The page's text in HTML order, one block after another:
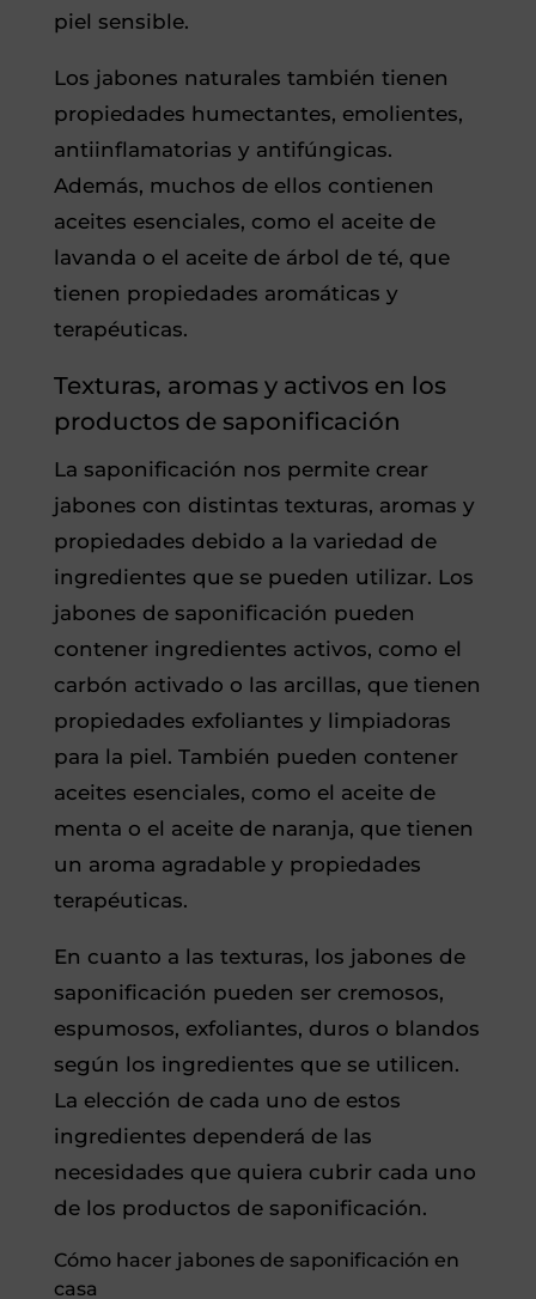
piel sensible.
Los jabones naturales también tienen
propiedades humectantes, emolientes,
antiinflamatorias y antifúngicas.
Además, muchos de ellos contienen
aceites esenciales, como el aceite de
lavanda o el aceite de árbol de té, que
tienen propiedades aromáticas y
terapéuticas.
Texturas, aromas y activos en los
productos de saponificación
La saponificación nos permite crear
jabones con distintas texturas, aromas y
propiedades debido a la variedad de
ingredientes que se pueden utilizar. Los
jabones de saponificación pueden
contener ingredientes activos, como el
carbón activado o las arcillas, que tienen
propiedades exfoliantes y limpiadoras
para la piel. También pueden contener
aceites esenciales, como el aceite de
menta o el aceite de naranja, que tienen
un aroma agradable y propiedades
terapéuticas.
En cuanto a las texturas, los jabones de
saponificación pueden ser cremosos,
espumosos, exfoliantes, duros o blandos
según los ingredientes que se utilicen.
La elección de cada uno de estos
ingredientes dependerá de las
necesidades que quiera cubrir cada uno
de los productos de saponificación.
Cómo hacer jabones de saponificación en
casa